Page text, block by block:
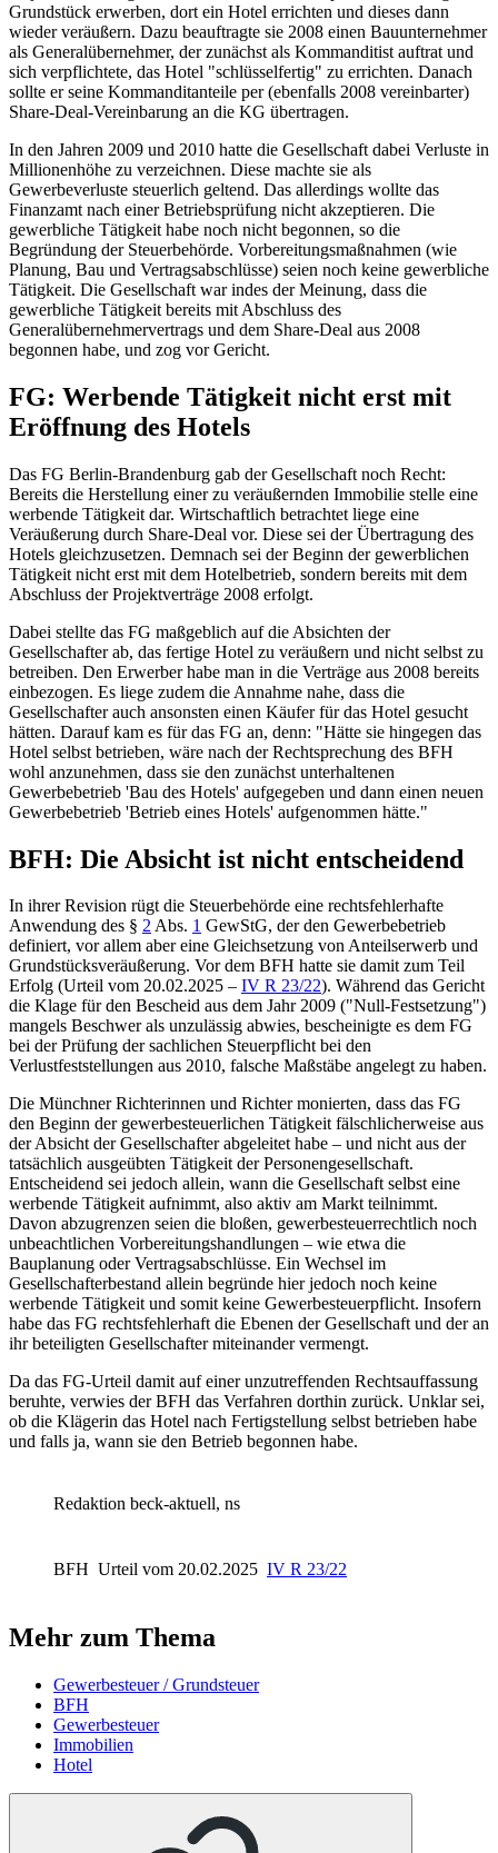
Grundstück erwerben, dort ein Hotel errichten und dieses dann
wieder veräußern. Dazu beauftragte sie 2008 einen Bauunternehmer
als Generalübernehmer, der zunächst als Kommanditist auftrat und
sich verpflichtete, das Hotel "schlüsselfertig" zu errichten. Danach
sollte er seine Kommanditanteile per (ebenfalls 2008 vereinbarter)
Share-Deal-Vereinbarung an die KG übertragen.
In den Jahren 2009 und 2010 hatte die Gesellschaft dabei Verluste in
Millionenhöhe zu verzeichnen. Diese machte sie als
Gewerbeverluste steuerlich geltend. Das allerdings wollte das
Finanzamt nach einer Betriebsprüfung nicht akzeptieren. Die
gewerbliche Tätigkeit habe noch nicht begonnen, so die
Begründung der Steuerbehörde. Vorbereitungsmaßnahmen (wie
Planung, Bau und Vertragsabschlüsse) seien noch keine gewerbliche
Tätigkeit. Die Gesellschaft war indes der Meinung, dass die
gewerbliche Tätigkeit bereits mit Abschluss des
Generalübernehmervertrags und dem Share-Deal aus 2008
begonnen habe, und zog vor Gericht.
FG: Werbende Tätigkeit nicht erst mit
Eröffnung des Hotels
Das FG Berlin-Brandenburg gab der Gesellschaft noch Recht:
Bereits die Herstellung einer zu veräußernden Immobilie stelle eine
werbende Tätigkeit dar. Wirtschaftlich betrachtet liege eine
Veräußerung durch Share-Deal vor. Diese sei der Übertragung des
Hotels gleichzusetzen. Demnach sei der Beginn der gewerblichen
Tätigkeit nicht erst mit dem Hotelbetrieb, sondern bereits mit dem
Abschluss der Projektverträge 2008 erfolgt.
Dabei stellte das FG maßgeblich auf die Absichten der
Gesellschafter ab, das fertige Hotel zu veräußern und nicht selbst zu
betreiben. Den Erwerber habe man in die Verträge aus 2008 bereits
einbezogen. Es liege zudem die Annahme nahe, dass die
Gesellschafter auch ansonsten einen Käufer für das Hotel gesucht
hätten. Darauf kam es für das FG an, denn: "Hätte sie hingegen das
Hotel selbst betrieben, wäre nach der Rechtsprechung des BFH
wohl anzunehmen, dass sie den zunächst unterhaltenen
Gewerbebetrieb 'Bau des Hotels' aufgegeben und dann einen neuen
Gewerbebetrieb 'Betrieb eines Hotels' aufgenommen hätte."
BFH: Die Absicht ist nicht entscheidend
In ihrer Revision rügt die Steuerbehörde eine rechtsfehlerhafte
Anwendung des § 2Abs. 1 GewStG, der den Gewerbebetrieb
definiert, vor allem aber eine Gleichsetzung von Anteilserwerb und
Grundstücksveräußerung. Vor dem BFH hatte sie damit zum Teil
Erfolg (Urteil vom 20.02.2025 – IV R 23/22). Während das Gericht
die Klage für den Bescheid aus dem Jahr 2009 ("Null-Festsetzung")
mangels Beschwer als unzulässig abwies, bescheinigte es dem FG
bei der Prüfung der sachlichen Steuerpflicht bei den
Verlustfeststellungen aus 2010, falsche Maßstäbe angelegt zu haben.
Die Münchner Richterinnen und Richter monierten, dass das FG
den Beginn der gewerbesteuerlichen Tätigkeit fälschlicherweise aus
der Absicht der Gesellschafter abgeleitet habe – und nicht aus der
tatsächlich ausgeübten Tätigkeit der Personengesellschaft.
Entscheidend sei jedoch allein, wann die Gesellschaft selbst eine
werbende Tätigkeit aufnimmt, also aktiv am Markt teilnimmt.
Davon abzugrenzen seien die bloßen, gewerbesteuerrechtlich noch
unbeachtlichen Vorbereitungshandlungen – wie etwa die
Bauplanung oder Vertragsabschlüsse. Ein Wechsel im
Gesellschafterbestand allein begründe hier jedoch noch keine
werbende Tätigkeit und somit keine Gewerbesteuerpflicht. Insofern
habe das FG rechtsfehlerhaft die Ebenen der Gesellschaft und der an
ihr beteiligten Gesellschafter miteinander vermengt.
Da das FG-Urteil damit auf einer unzutreffenden Rechtsauffassung
beruhte, verwies der BFH das Verfahren dorthin zurück. Unklar sei,
ob die Klägerin das Hotel nach Fertigstellung selbst betrieben habe
und falls ja, wann sie den Betrieb begonnen habe.
Redaktion beck-aktuell, ns
BFH Urteil vom 20.02.2025 IV R 23/22
Mehr zum Thema
Gewerbesteuer / Grundsteuer
BFH
Gewerbesteuer
Immobilien
Hotel